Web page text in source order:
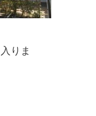
りま